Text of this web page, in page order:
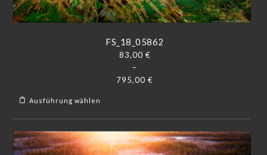
FS_18_05862
83,00 €
–
795,00 €
Ausführung wählen